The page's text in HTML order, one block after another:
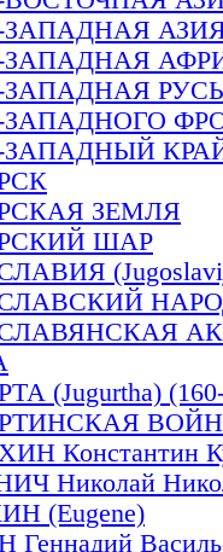
РУСЬ
ЗЕМЛЯ
ШАР
(Jugurtha)
ВОЙНА
Константин
Николай
(Eugene)